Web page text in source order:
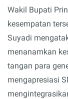
Wakil Bupati
kesempatan
Suyadi
menanamkan
tangan para
mengapresiasi